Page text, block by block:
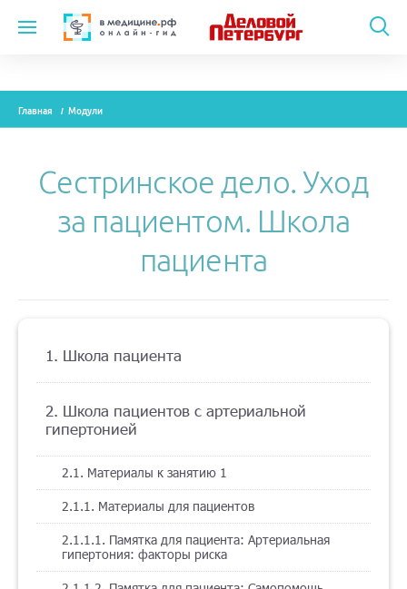
Модули
О проекте
Помощь
Заказать звонок
Тарифы
Главная Модули
Сестринское дело. Уход
за пациентом. Школа
пациента
1. Школа пациента
2. Школа пациентов с артериальной
гипертонией
2.1. Материалы к занятию 1
2.1.1. Материалы для пациентов
2.1.1.1. Памятка для пациента: Артериальная
гипертония: факторы риска